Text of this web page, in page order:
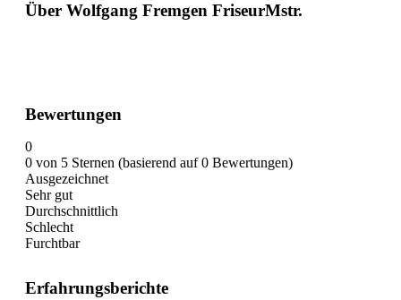
Über Wolfgang Fremgen FriseurMstr.
Bewertungen
0
0 von 5 Sternen (basierend auf 0 Bewertungen)
Ausgezeichnet
Sehr gut
Durchschnittlich
Schlecht
Furchtbar
Erfahrungsberichte